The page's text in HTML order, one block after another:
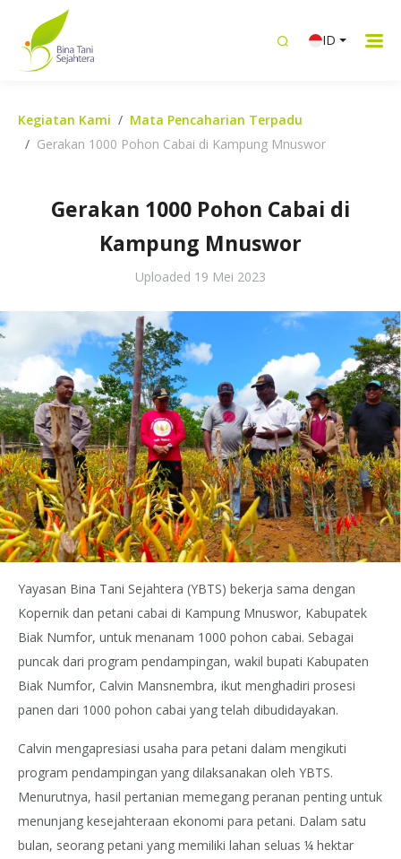
ID
Kegiatan Kami
Mata Pencaharian Terpadu
Gerakan 1000 Pohon Cabai di Kampung Mnuswor
Gerakan 1000 Pohon Cabai di
Kampung Mnuswor
Uploaded 19 Mei 2023
Yayasan Bina Tani Sejahtera (YBTS) bekerja sama dengan
Kopernik dan petani cabai di Kampung Mnuswor, Kabupatek
Biak Numfor, untuk menanam 1000 pohon cabai. Sebagai
puncak dari program pendampingan, wakil bupati Kabupaten
Biak Numfor, Calvin Mansnembra, ikut menghadiri prosesi
panen dari 1000 pohon cabai yang telah dibudidayakan.
Calvin mengapresiasi usaha para petani dalam mengikuti
program pendampingan yang dilaksanakan oleh YBTS.
Menurutnya, hasil pertanian memegang peranan penting untuk
menunjang kesejahteraan ekonomi para petani. Dalam satu
bulan, seorang petani yang memiliki lahan seluas ¼ hektar